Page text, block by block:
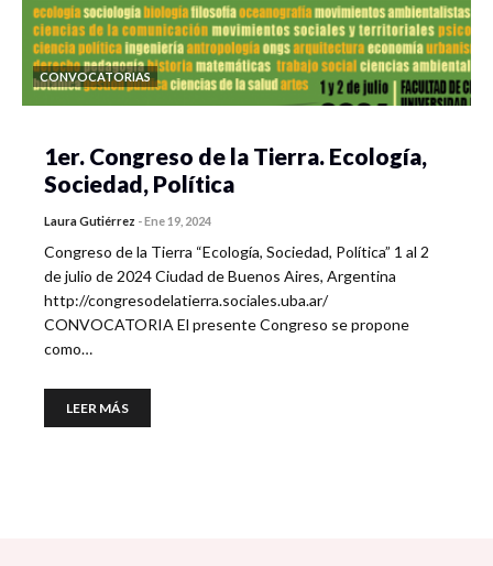
CONVOCATORIAS
1er. Congreso de la Tierra. Ecología,
Sociedad, Política
Laura Gutiérrez -Ene 19, 2024
Congreso de la Tierra “Ecología, Sociedad, Política” 1 al 2
de julio de 2024 Ciudad de Buenos Aires, Argentina
http://congresodelatierra.sociales.uba.ar/
CONVOCATORIA El presente Congreso se propone
como…
LEER MÁS